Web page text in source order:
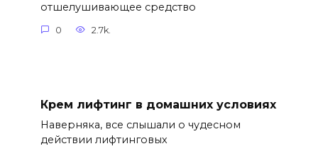
отшелушивающее средство
0 2.7k.
Крем лифтинг в домашних условиях
Наверняка, все слышали о чудесном
действии лифтинговых